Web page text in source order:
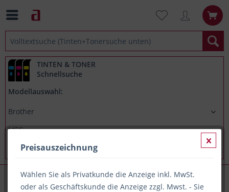
TINTEN & TONER
Schnellsuche
Modellauswahl:
Brother MFC 9332CDW
Preisauszeichnung
Wählen Sie als Privatkunde die Anzeige inkl. MwSt.
oder als Geschäftskunde die Anzeige zzgl. Mwst. - Sie